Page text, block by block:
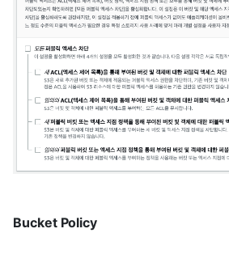
Bucket Policy